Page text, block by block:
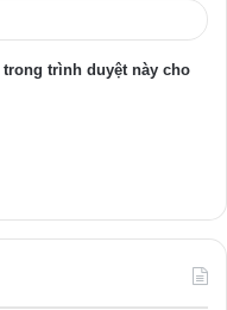
trình duyệt này cho